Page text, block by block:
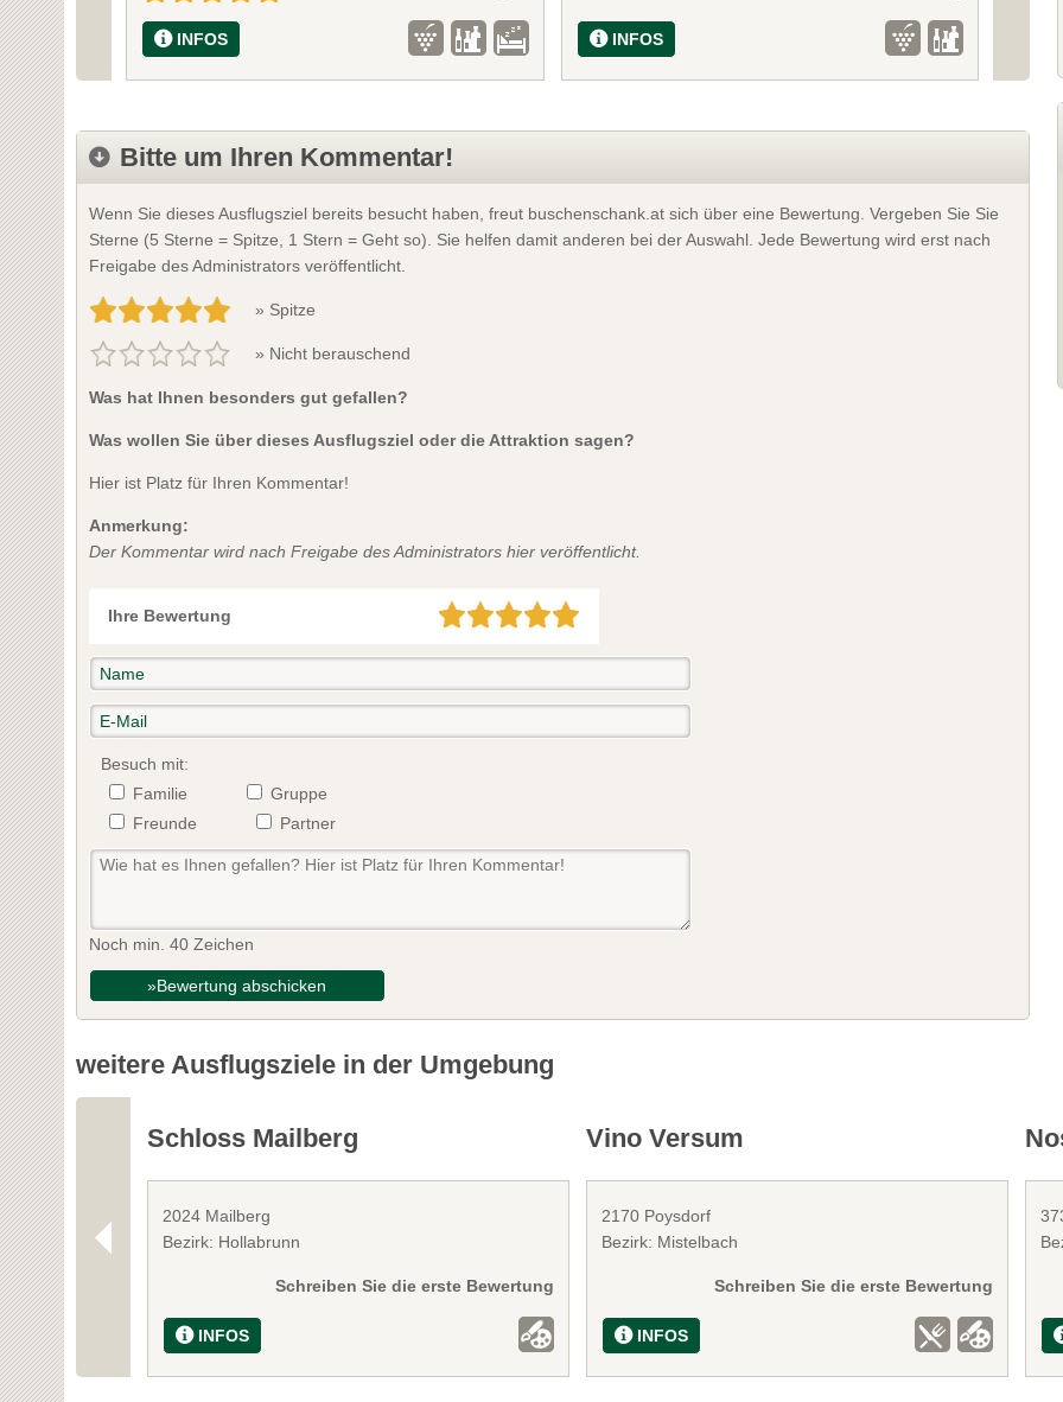
INFOS INFOS
Bitte um Ihren Kommentar!
Wenn Sie dieses Ausflugsziel bereits besucht haben, freut buschenschank.at sich über eine Bewertung. Vergeben Sie Sie
Sterne (5 Sterne = Spitze, 1 Stern = Geht so). Sie helfen damit anderen bei der Auswahl. Jede Bewertung wird erst nach
Freigabe des Administrators veröffentlicht.
» Spitze
» Nicht berauschend
Was hat Ihnen besonders gut gefallen?
Was wollen Sie über dieses Ausflugsziel oder die Attraktion sagen?
Hier ist Platz für Ihren Kommentar!
Anmerkung:
Der Kommentar wird nach Freigabe des Administrators hier veröffentlicht.
Ihre Bewertung
Besuch mit:
Familie
Gruppe
Freunde
Partner
Noch min. 40 Zeichen
»Bewertung abschicken
weitere Ausflugsziele in der Umgebung
Schloss Mailberg
2024 Mailberg
Bezirk: Hollabrunn
Schreiben Sie die erste Bewertung
INFOS
Vino Versum
2170 Poysdorf
Bezirk: Mistelbach
Schreiben Sie die erste Bewertung
INFOS